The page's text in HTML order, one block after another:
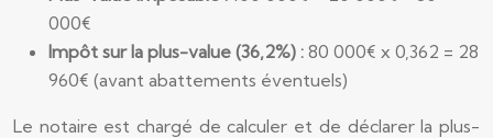
000€
Impôt sur la plus-value (36,2%) : 80 000€ x 0,362 = 28
960€ (avant abattements éventuels)
Le notaire est chargé de calculer et de déclarer la plus-